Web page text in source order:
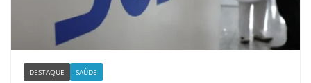
DESTAQUE SAÚDE